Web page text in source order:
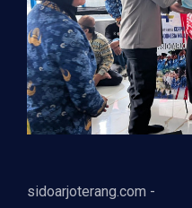
sidoarjoterang.com -